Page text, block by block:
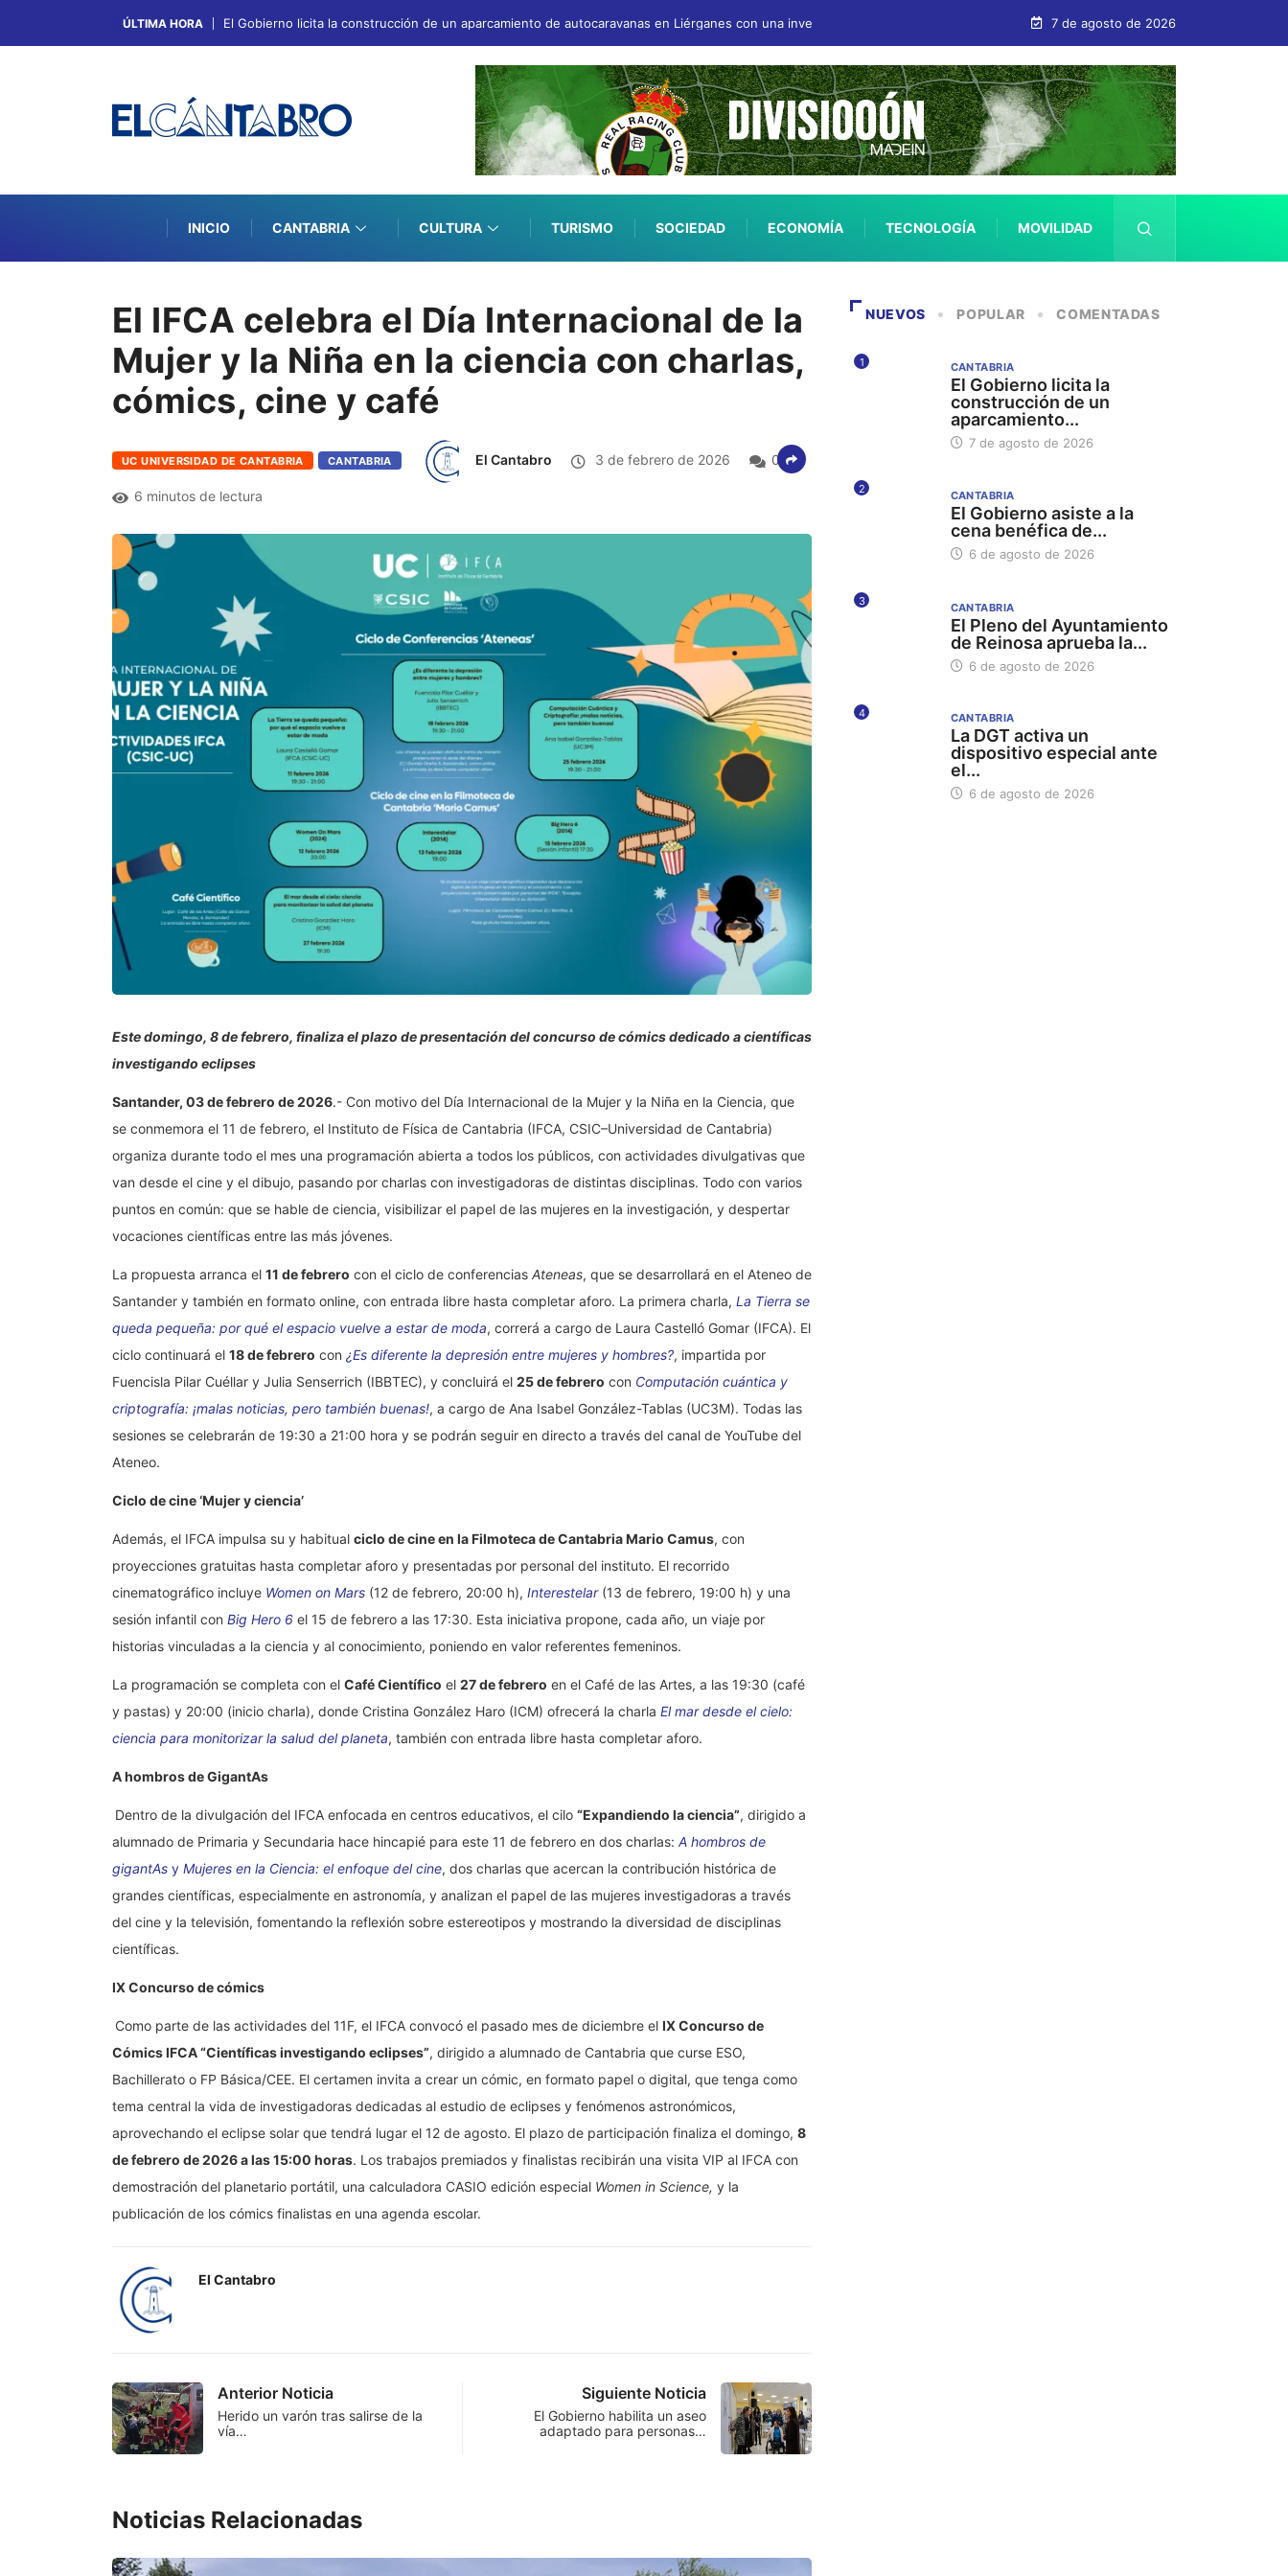
ÚLTIMA HORA El Gobierno licita la construcción de un aparcamiento de autocaravanas en Liérganes con una inversión cercana a los 600.000 euros 7 de agosto de 2026
INICIO CANTABRIA CULTURA TURISMO SOCIEDAD ECONOMÍA TECNOLOGÍA MOVILIDAD
El IFCA celebra el Día Internacional de la
Mujer y la Niña en la ciencia con charlas,
cómics, cine y café
UC UNIVERSIDAD DE CANTABRIA CANTABRIA El Cantabro 3 de febrero de 2026 0
6 minutos de lectura
Este domingo, 8 de febrero, finaliza el plazo de presentación del concurso de cómics dedicado a científicas
investigando eclipses
Santander, 03 de febrero de 2026.- Con motivo del Día Internacional de la Mujer y la Niña en la Ciencia, que
se conmemora el 11 de febrero, el Instituto de Física de Cantabria (IFCA, CSIC–Universidad de Cantabria)
organiza durante todo el mes una programación abierta a todos los públicos, con actividades divulgativas que
van desde el cine y el dibujo, pasando por charlas con investigadoras de distintas disciplinas. Todo con varios
puntos en común: que se hable de ciencia, visibilizar el papel de las mujeres en la investigación, y despertar
vocaciones científicas entre las más jóvenes.
La propuesta arranca el 11 de febrero con el ciclo de conferencias Ateneas, que se desarrollará en el Ateneo de
Santander y también en formato online, con entrada libre hasta completar aforo. La primera charla, La Tierra se
queda pequeña: por qué el espacio vuelve a estar de moda, correrá a cargo de Laura Castelló Gomar (IFCA). El
ciclo continuará el 18 de febrero con ¿Es diferente la depresión entre mujeres y hombres?, impartida por
Fuencisla Pilar Cuéllar y Julia Senserrich (IBBTEC), y concluirá el 25 de febrero con Computación cuántica y
criptografía: ¡malas noticias, pero también buenas!, a cargo de Ana Isabel González-Tablas (UC3M). Todas las
sesiones se celebrarán de 19:30 a 21:00 hora y se podrán seguir en directo a través del canal de YouTube del
Ateneo.
Ciclo de cine ‘Mujer y ciencia’
Además, el IFCA impulsa su y habitual ciclo de cine en la Filmoteca de Cantabria Mario Camus, con
proyecciones gratuitas hasta completar aforo y presentadas por personal del instituto. El recorrido
cinematográfico incluye Women on Mars (12 de febrero, 20:00 h), Interestelar(13 de febrero, 19:00 h) y una
sesión infantil con Big Hero 6 el 15 de febrero a las 17:30. Esta iniciativa propone, cada año, un viaje por
historias vinculadas a la ciencia y al conocimiento, poniendo en valor referentes femeninos.
La programación se completa con el Café Científico el 27 de febrero en el Café de las Artes, a las 19:30 (café
y pastas) y 20:00 (inicio charla), donde Cristina González Haro (ICM) ofrecerá la charla El mar desde el cielo:
ciencia para monitorizar la salud del planeta, también con entrada libre hasta completar aforo.
A hombros de GigantAs
Dentro de la divulgación del IFCA enfocada en centros educativos, el cilo “Expandiendo la ciencia”, dirigido a
alumnado de Primaria y Secundaria hace hincapié para este 11 de febrero en dos charlas: A hombros de
gigantAs y Mujeres en la Ciencia: el enfoque del cine, dos charlas que acercan la contribución histórica de
grandes científicas, especialmente en astronomía, y analizan el papel de las mujeres investigadoras a través
del cine y la televisión, fomentando la reflexión sobre estereotipos y mostrando la diversidad de disciplinas
científicas.
IX Concurso de cómics
Como parte de las actividades del 11F, el IFCA convocó el pasado mes de diciembre el IX Concurso de
Cómics IFCA “Científicas investigando eclipses”, dirigido a alumnado de Cantabria que curse ESO,
Bachillerato o FP Básica/CEE. El certamen invita a crear un cómic, en formato papel o digital, que tenga como
tema central la vida de investigadoras dedicadas al estudio de eclipses y fenómenos astronómicos,
aprovechando el eclipse solar que tendrá lugar el 12 de agosto. El plazo de participación finaliza el domingo, 8
de febrero de 2026 a las 15:00 horas. Los trabajos premiados y finalistas recibirán una visita VIP al IFCA con
demostración del planetario portátil, una calculadora CASIO edición especial Women in Science, y la
publicación de los cómics finalistas en una agenda escolar.
El Cantabro
Anterior Noticia
Herido un varón tras salirse de la
vía…
Siguiente Noticia
El Gobierno habilita un aseo
adaptado para personas…
Noticias Relacionadas
NUEVOS POPULAR COMENTADAS
1 CANTABRIA
El Gobierno licita la
construcción de un
aparcamiento...
7 de agosto de 2026
2 CANTABRIA
El Gobierno asiste a la
cena benéfica de...
6 de agosto de 2026
3 CANTABRIA
El Pleno del Ayuntamiento
de Reinosa aprueba la...
6 de agosto de 2026
4 CANTABRIA
La DGT activa un
dispositivo especial ante
el...
6 de agosto de 2026